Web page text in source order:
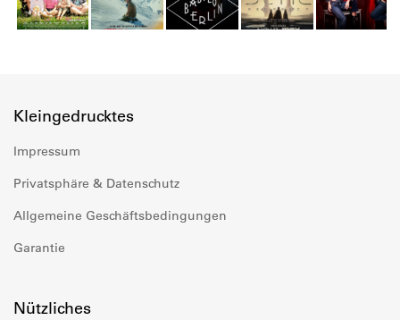
Kleingedrucktes
Impressum
Privatsphäre & Datenschutz
Allgemeine Geschäftsbedingungen
Garantie
Nützliches